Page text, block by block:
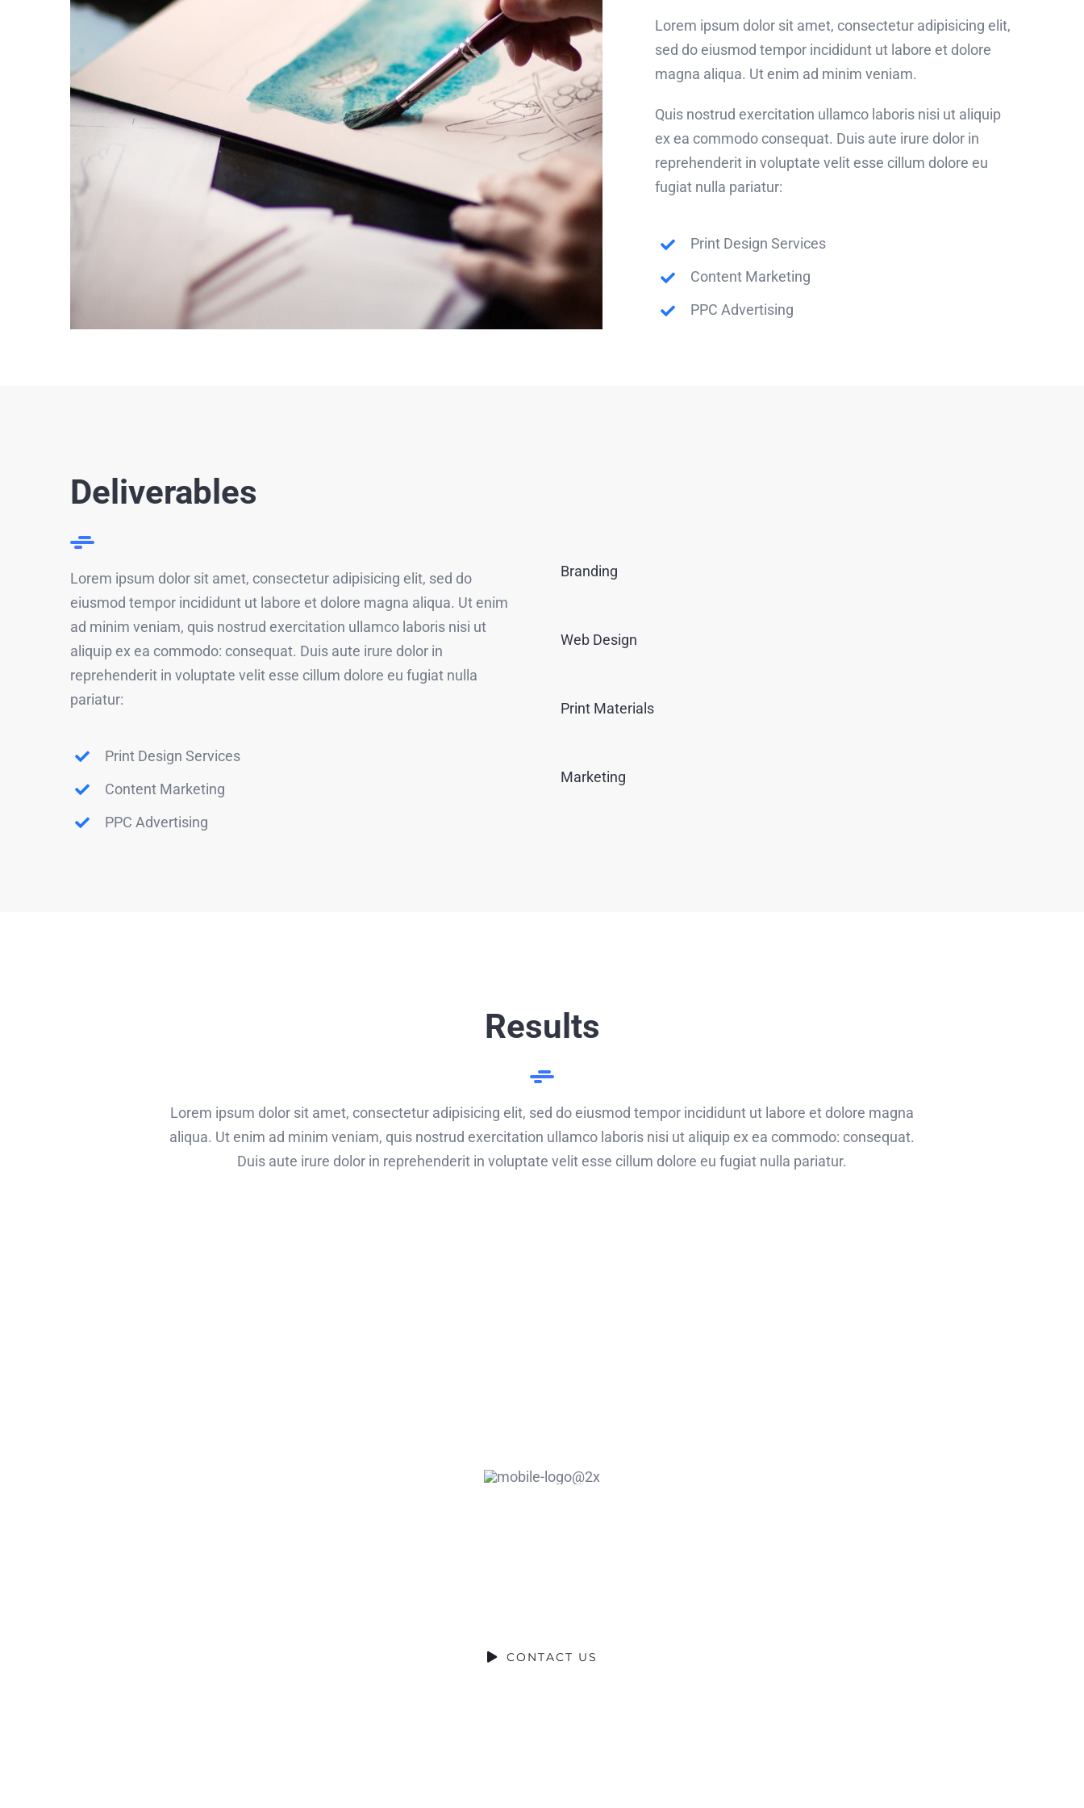
Lorem ipsum dolor sit amet, consectetur adipisicing elit,
sed do eiusmod tempor incididunt ut labore et dolore
magna aliqua. Ut enim ad minim veniam.
Quis nostrud exercitation ullamco laboris nisi ut aliquip
ex ea commodo consequat. Duis aute irure dolor in
reprehenderit in voluptate velit esse cillum dolore eu
fugiat nulla pariatur:
Print Design Services
Content Marketing
PPC Advertising
Deliverables
Lorem ipsum dolor sit amet, consectetur adipisicing elit, sed do
eiusmod tempor incididunt ut labore et dolore magna aliqua. Ut enim
ad minim veniam, quis nostrud exercitation ullamco laboris nisi ut
aliquip ex ea commodo: consequat. Duis aute irure dolor in
reprehenderit in voluptate velit esse cillum dolore eu fugiat nulla
pariatur:
Print Design Services
Content Marketing
PPC Advertising
Branding
Web Design
Print Materials
Marketing
Results
Lorem ipsum dolor sit amet, consectetur adipisicing elit, sed do eiusmod tempor incididunt ut labore et dolore magna
aliqua. Ut enim ad minim veniam, quis nostrud exercitation ullamco laboris nisi ut aliquip ex ea commodo: consequat.
Duis aute irure dolor in reprehenderit in voluptate velit esse cillum dolore eu fugiat nulla pariatur.
CONTACT US